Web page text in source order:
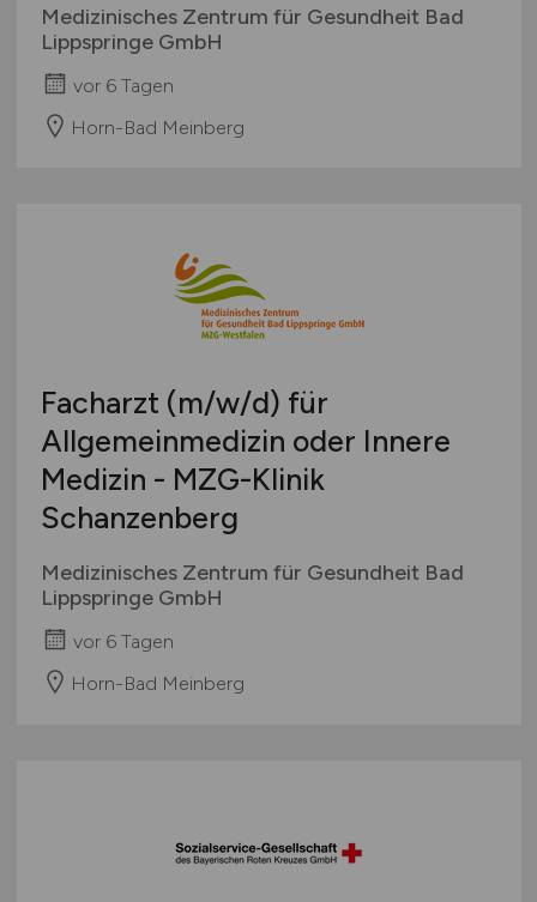
Medizinisches Zentrum für Gesundheit Bad
Lippspringe GmbH
vor 6 Tagen
Horn-Bad Meinberg
Facharzt (m/w/d) für
Allgemeinmedizin oder Innere
Medizin - MZG-Klinik
Schanzenberg
Medizinisches Zentrum für Gesundheit Bad
Lippspringe GmbH
vor 6 Tagen
Horn-Bad Meinberg